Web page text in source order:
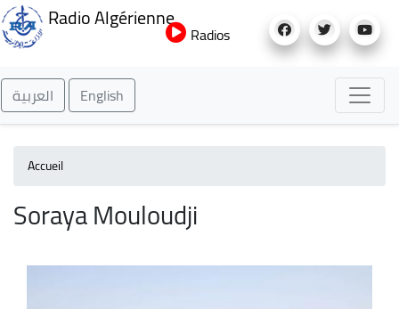
au
Radio Algérienne
Radios
العربية English
Accueil
Soraya Mouloudji